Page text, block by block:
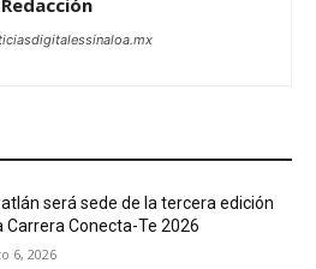
Redacción
será sede de la tercera edición
Carrera Conecta-Te 2026
6, 2026